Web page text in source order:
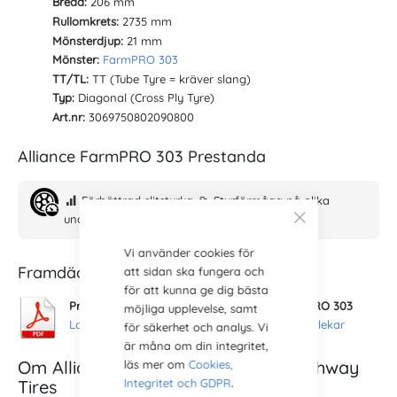
Vi använder cookies för
att sidan ska fungera och
för att kunna ge dig bästa
möjliga upplevelse, samt
för säkerhet och analys. Vi
är måna om din integritet,
läs mer om Cookies,
Integritet och GDPR.
Rullomkrets:2735 mm
Mönsterdjup:21 mm
Mönster: FarmPRO 303
TT/TL:TT (Tube Tyre = kräver slang)
Typ:Diagonal (Cross Ply Tyre)
Art.nr:3069750802090800
Alliance FarmPRO 303 Prestanda
Förbättrad slitstyrka
Styrförmåga på olika
underlag
Framdäck FarmPRO 303
Produktutbud alla storlekar framdäck FarmPRO 303
Ladda hem PDF FarmPRO 303 Framdäck Storlekar
Om Alliance från Yokohama Off-Highway
Tires